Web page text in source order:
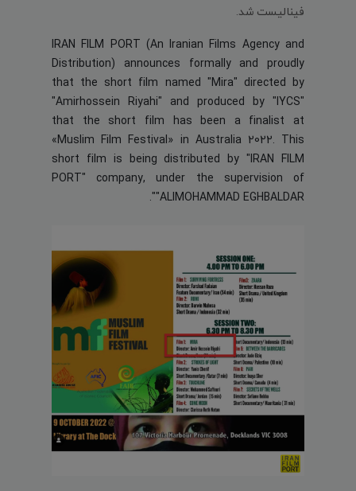
فینالیست شد.
IRAN FILM PORT (An Iranian Films Agency and
Distribution) announces formally and proudly
that the short film named "Mira" directed by
"Amirhossein Riyahi" and produced by "IYCS"
that the short film has been a finalist at
«Muslim Film Festival» in Australia 2022. This
short film is being distributed by "IRAN FILM
PORT" company, under the supervision of
"ALIMOHAMMAD EGHBALDAR".